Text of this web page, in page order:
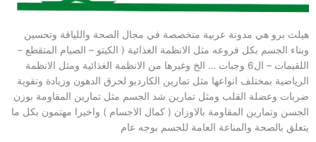
هيلث برو هي مدونة عربية متخصصة في مجال الصحة واللياقة وتحسين
وبناء الجسم بكل فروعه مثل الانظمة الغذائية ( الكيتو – الصيام المتقطع –
اللقيمات – ال6 وجبات … الخ وغيرها من الانظمة الغذائية ومثل الانظمة
الرياضية بمختلف انواعها مثل تمارين الكارديو لحرق الدهون وزيادة وتقوية
ضربات وعضلة القلب ومثل تمارين شد الجسم مثل تمارين المقاومة بوزن
الجسن وتمارين المقاومة بالاوزان ( كمال الاجسام ) واخيرا مهتمون بكل ما
يتعلق بالصحة والمناعة العامة للجسم بوجه عام